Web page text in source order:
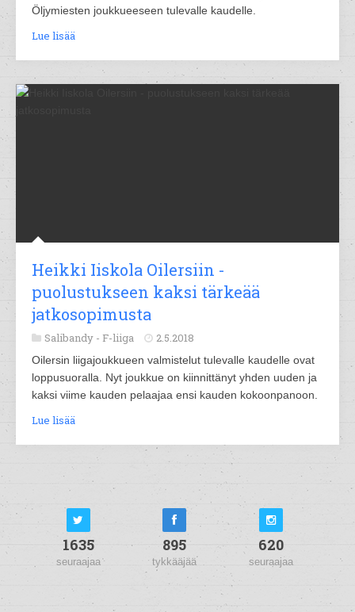
Öljymiesten joukkueeseen tulevalle kaudelle.
Lue lisää
Heikki Iiskola Oilersiin -
puolustukseen kaksi tärkeää
jatkosopimusta
Salibandy - F-liiga 2.5.2018
Oilersin liigajoukkueen valmistelut tulevalle kaudelle ovat
loppusuoralla. Nyt joukkue on kiinnittänyt yhden uuden ja
kaksi viime kauden pelaajaa ensi kauden kokoonpanoon.
Lue lisää
1635
seuraajaa
895
tykkääjää
620
seuraajaa